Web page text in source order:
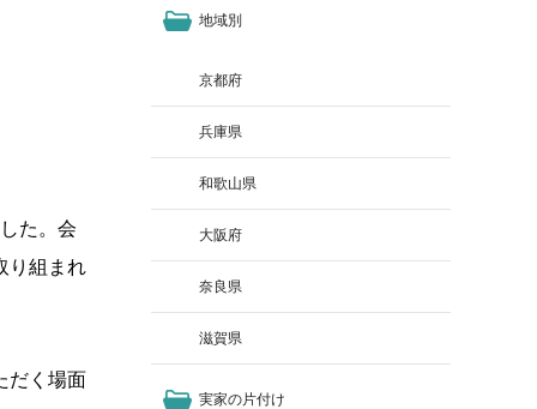
た。会
り組まれ
だく場面
地域別
京都府
兵庫県
和歌山県
大阪府
奈良県
滋賀県
実家の片付け